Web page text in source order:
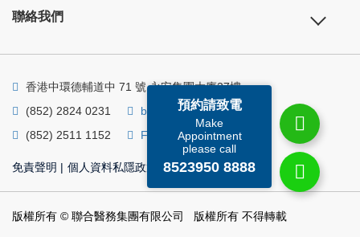
預約請致電
Make
Appointment
please call
8523950 8888
聯絡我們
香港中環德輔道中 71 號 永安集團大廈27樓
(852) 2824 0231
business@ump.com.hk
(852) 2511 1152
Facebook Linkedin
免責聲明 | 個人資料私隱政策 | 個人資料收集聲明
版權所有 © 聯合醫務集團有限公司 版權所有 不得轉載